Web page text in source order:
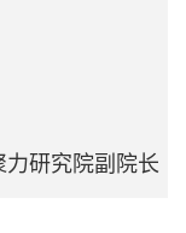
研究院副院长